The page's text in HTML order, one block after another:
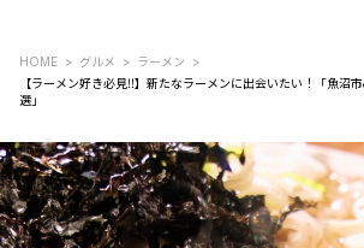
HOME グルメ
ラーメン
【ラーメン好き必見‼】新たなラーメンに出会いたい！「魚沼
選」